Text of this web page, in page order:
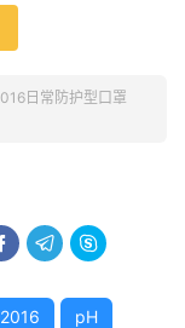
日常防护型口罩
 
pH